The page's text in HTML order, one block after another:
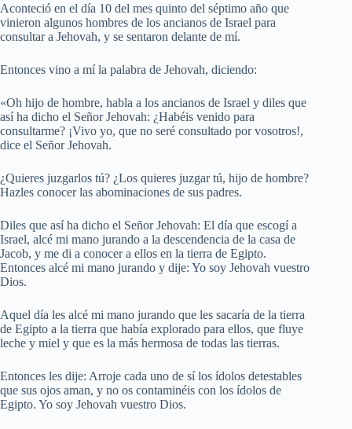
Aconteció en el día 10 del mes quinto del séptimo año que
vinieron algunos hombres de los ancianos de Israel para
consultar a Jehovah, y se sentaron delante de mí.
Entonces vino a mí la palabra de Jehovah, diciendo:
«Oh hijo de hombre, habla a los ancianos de Israel y diles que
así ha dicho el Señor Jehovah: ¿Habéis venido para
consultarme? ¡Vivo yo, que no seré consultado por vosotros!,
dice el Señor Jehovah.
¿Quieres juzgarlos tú? ¿Los quieres juzgar tú, hijo de hombre?
Hazles conocer las abominaciones de sus padres.
Diles que así ha dicho el Señor Jehovah: El día que escogí a
Israel, alcé mi mano jurando a la descendencia de la casa de
Jacob, y me di a conocer a ellos en la tierra de Egipto.
Entonces alcé mi mano jurando y dije: Yo soy Jehovah vuestro
Dios.
Aquel día les alcé mi mano jurando que les sacaría de la tierra
de Egipto a la tierra que había explorado para ellos, que fluye
leche y miel y que es la más hermosa de todas las tierras.
Entonces les dije: Arroje cada uno de sí los ídolos detestables
que sus ojos aman, y no os contaminéis con los ídolos de
Egipto. Yo soy Jehovah vuestro Dios.